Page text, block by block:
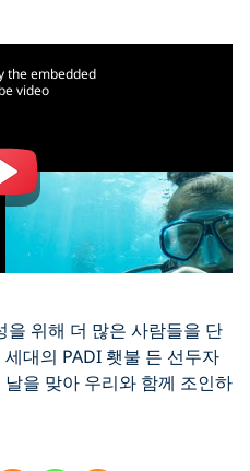
the embedded
video
위해 더 많은 사람들을 단
대의 PADI 횃불 든 선두자
을 맞아 우리와 함께 조인하